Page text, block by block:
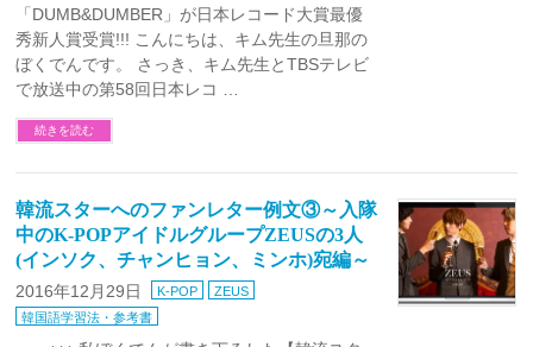
「DUMB&DUMBER」が日本レコード大賞最優
秀新人賞受賞!!! こんにちは、キム先生の旦那の
ぼくでんです。 さっき、キム先生とTBSテレビ
で放送中の第58回日本レコ …
続きを読む
韓流スターへのファンレター例文③～入隊
中のK-POPアイドルグループZEUSの3人
(インソク、チャンヒョン、ミンホ)宛編～
2016年12月29日 K-POP
ZEUS
韓国語学習法・参考書